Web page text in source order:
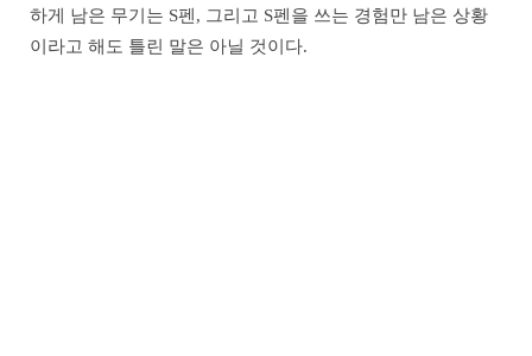
하게 남은 무기는 S펜, 그리고 S펜을 쓰는 경험만 남은 상황
이라고 해도 틀린 말은 아닐 것이다.